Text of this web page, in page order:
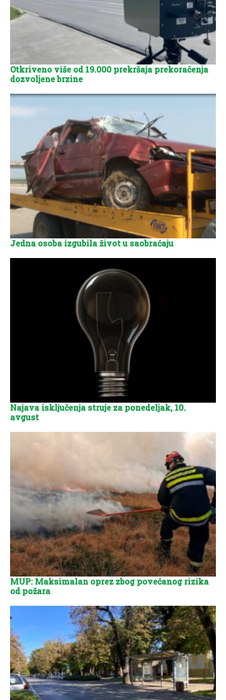
Otkriveno više od 19.000 prekršaja prekoračenja
dozvoljene brzine
Jedna osoba izgubila život u saobraćaju
Najava isključenja struje za ponedeljak, 10.
avgust
MUP: Maksimalan oprez zbog povećanog rizika
od požara